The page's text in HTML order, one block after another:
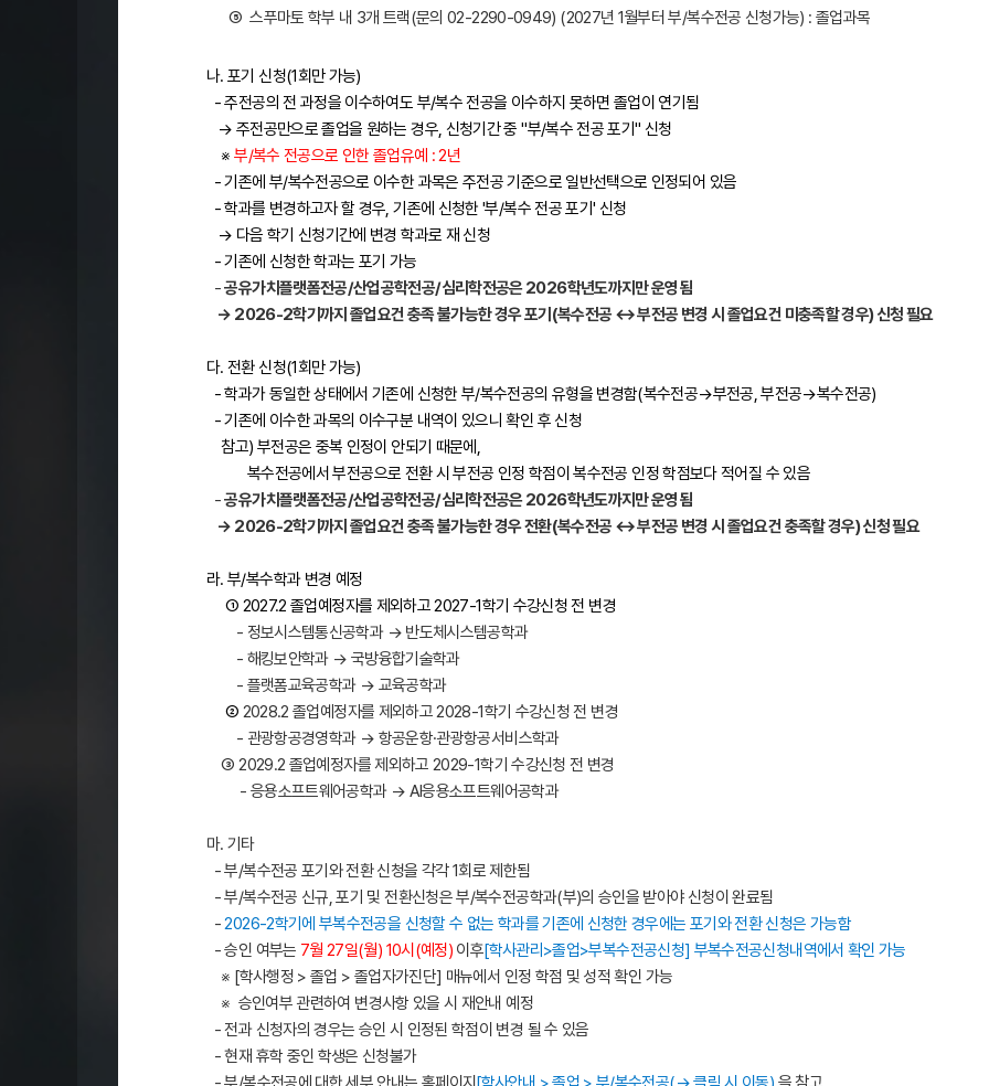
⑤ 스푸마토 학부 내 3개 트랙(문의 02-2290-0949) (2027년 1월부터 부/복수전공 신청가능) : 졸업과목
나. 포기 신청(1회만 가능)
- 주전공의 전 과정을 이수하여도 부/복수 전공을 이수하지 못하면 졸업이 연기됨
→ 주전공만으로 졸업을 원하는 경우, 신청기간 중 "부/복수 전공 포기" 신청
※부/복수 전공으로 인한 졸업유예 : 2년
- 기존에 부/복수전공으로 이수한 과목은 주전공 기준으로 일반선택으로 인정되어 있음
- 학과를 변경하고자 할 경우, 기존에 신청한 '부/복수 전공 포기' 신청
→ 다음 학기 신청기간에 변경 학과로 재 신청
- 기존에 신청한 학과는 포기 가능
-공유가치플랫폼전공/산업공학전공/심리학전공은 2026학년도까지만 운영됨
→ 2026-2학기까지 졸업요건 충족 불가능한 경우 포기 (복수전공 ↔ 부전공 변경 시 졸업요건 미충족할 경우)신청 필요
다. 전환 신청(1회만 가능)
- 학과가 동일한 상태에서 기존에 신청한 부/복수전공의 유형을 변경함(복수전공→부전공, 부전공→복수전공)
- 기존에 이수한 과목의 이수구분 내역이 있으니 확인 후 신청
참고) 부전공은 중복 인정이 안되기 때문에,
복수전공에서 부전공으로 전환 시 부전공 인정 학점이 복수전공 인정 학점보다 적어질 수 있음
-공유가치플랫폼전공/산업공학전공/심리학전공은 2026학년도까지만 운영됨
→ 2026-2학기까지 졸업요건 충족 불가능한 경우 전환(복수전공 ↔ 부전공 변경 시 졸업요건 충족할 경우) 신청 필요
라. 부/복수학과 변경 예정
① 2027.2 졸업예정자를 제외하고 2027-1학기 수강신청 전 변경
- 정보시스템통신공학과 → 반도체시스템공학과
- 해킹보안학과 → 국방융합기술학과
- 플랫폼교육공학과 → 교육공학과
② 2028.2 졸업예정자를 제외하고 2028-1학기 수강신청 전 변경
- 관광항공경영학과 → 항공운항·관광항공서비스학과
③ 2029.2 졸업예정자를 제외하고 2029-1학기 수강신청 전 변경
- 응용소프트웨어공학과 → AI응용소프트웨어공학과
마. 기타
- 부/복수전공 포기와 전환 신청을 각각 1회로 제한됨
- 부/복수전공 신규, 포기 및 전환신청은 부/복수전공학과(부)의 승인을 받아야 신청이 완료됨
-2026-2학기에 부복수전공을 신청할 수 없는 학과를 기존에 신청한 경우에는 포기와 전환 신청은 가능함
- 승인 여부는 7월 27일(월) 10시(예정) 이후[학사관리>졸업>부복수전공신청] 부복수전공신청내역에서 확인 가능
※ [학사행정 > 졸업 > 졸업자가진단] 매뉴에서 인정 학점 및 성적 확인 가능
※ 승인여부 관련하여 변경사항 있을 시 재안내 예정
- 전과 신청자의 경우는 승인 시 인정된 학점이 변경 될 수 있음
- 현재 휴학 중인 학생은 신청불가